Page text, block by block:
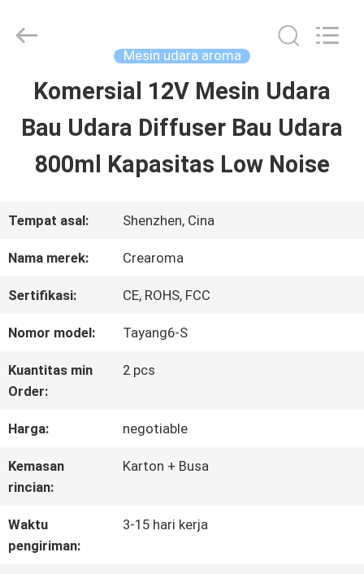
RUMAH
PRODUK
VIDEO
TENTANG
TUR
Online
Mesin udara aroma
Komersial 12V Mesin Udara
Bau Udara Diffuser Bau Udara
800ml Kapasitas Low Noise
Tempat asal: Shenzhen, Cina
Nama merek: Crearoma
Sertifikasi: CE, ROHS, FCC
Nomor model: Tayang6-S
Kuantitas min
Order:
2 pcs
Harga: negotiable
Kemasan
rincian:
Karton + Busa
Waktu
pengiriman:
3-15 hari kerja